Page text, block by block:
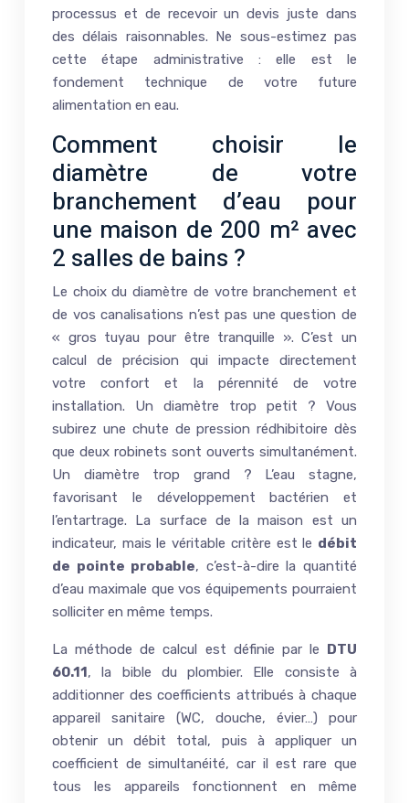
processus et de recevoir un devis juste dans
des délais raisonnables. Ne sous-estimez pas
cette étape administrative : elle est le
fondement technique de votre future
alimentation en eau.
Comment choisir le
diamètre de votre
branchement d’eau pour
une maison de 200 m² avec
2 salles de bains ?
Le choix du diamètre de votre branchement et
de vos canalisations n’est pas une question de
« gros tuyau pour être tranquille ». C’est un
calcul de précision qui impacte directement
votre confort et la pérennité de votre
installation. Un diamètre trop petit ? Vous
subirez une chute de pression rédhibitoire dès
que deux robinets sont ouverts simultanément.
Un diamètre trop grand ? L’eau stagne,
favorisant le développement bactérien et
l’entartrage. La surface de la maison est un
indicateur, mais le véritable critère est le débit
de pointe probable, c’est-à-dire la quantité
d’eau maximale que vos équipements pourraient
solliciter en même temps.
La méthode de calcul est définie par le DTU
60.11, la bible du plombier. Elle consiste à
additionner des coefficients attribués à chaque
appareil sanitaire (WC, douche, évier…) pour
obtenir un débit total, puis à appliquer un
coefficient de simultanéité, car il est rare que
tous les appareils fonctionnent en même